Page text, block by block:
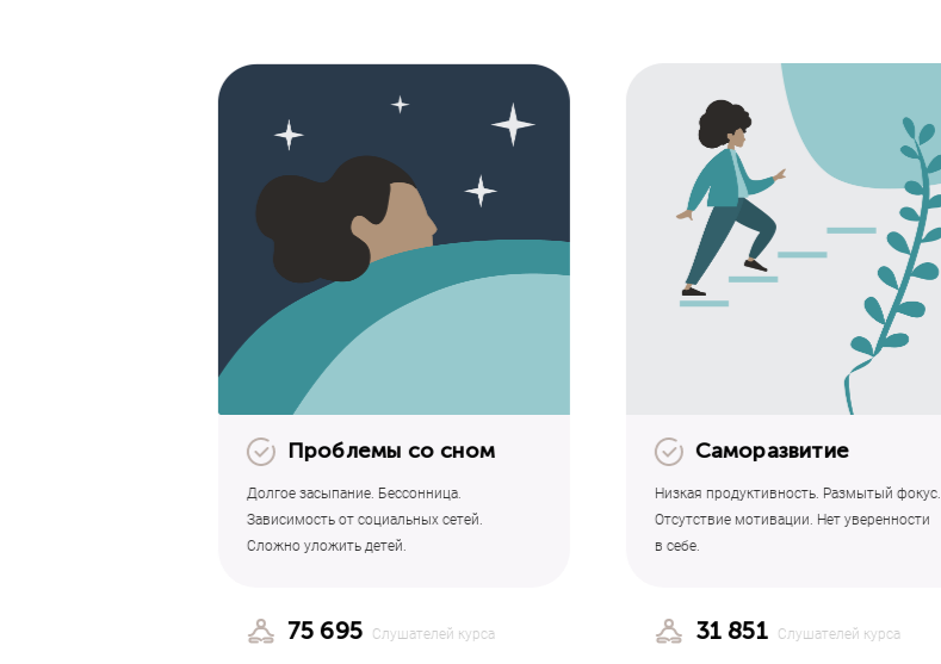
Проблемы со сном
Долгое засыпание. Бессонница.
Зависимость от социальных сетей.
Сложно уложить детей.
75 695 Слушателей курса
Саморазвитие
Низкая продуктивность. Размытый фокус.
Отсутствие мотивации. Нет уверенности
в себе.
31 851 Слушателей курса